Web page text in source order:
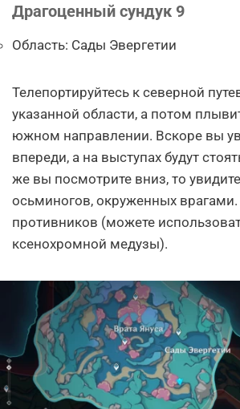
Драгоценный сундук 9
Область: Сады Эвергетии
Телепортируйтесь к северной
указанной области, а потом
южном направлении. Вскоре вы
впереди, а на выступах будут
же вы посмотрите вниз, то
осьминогов, окруженных врагами.
противников (можете
ксенохромной медузы).